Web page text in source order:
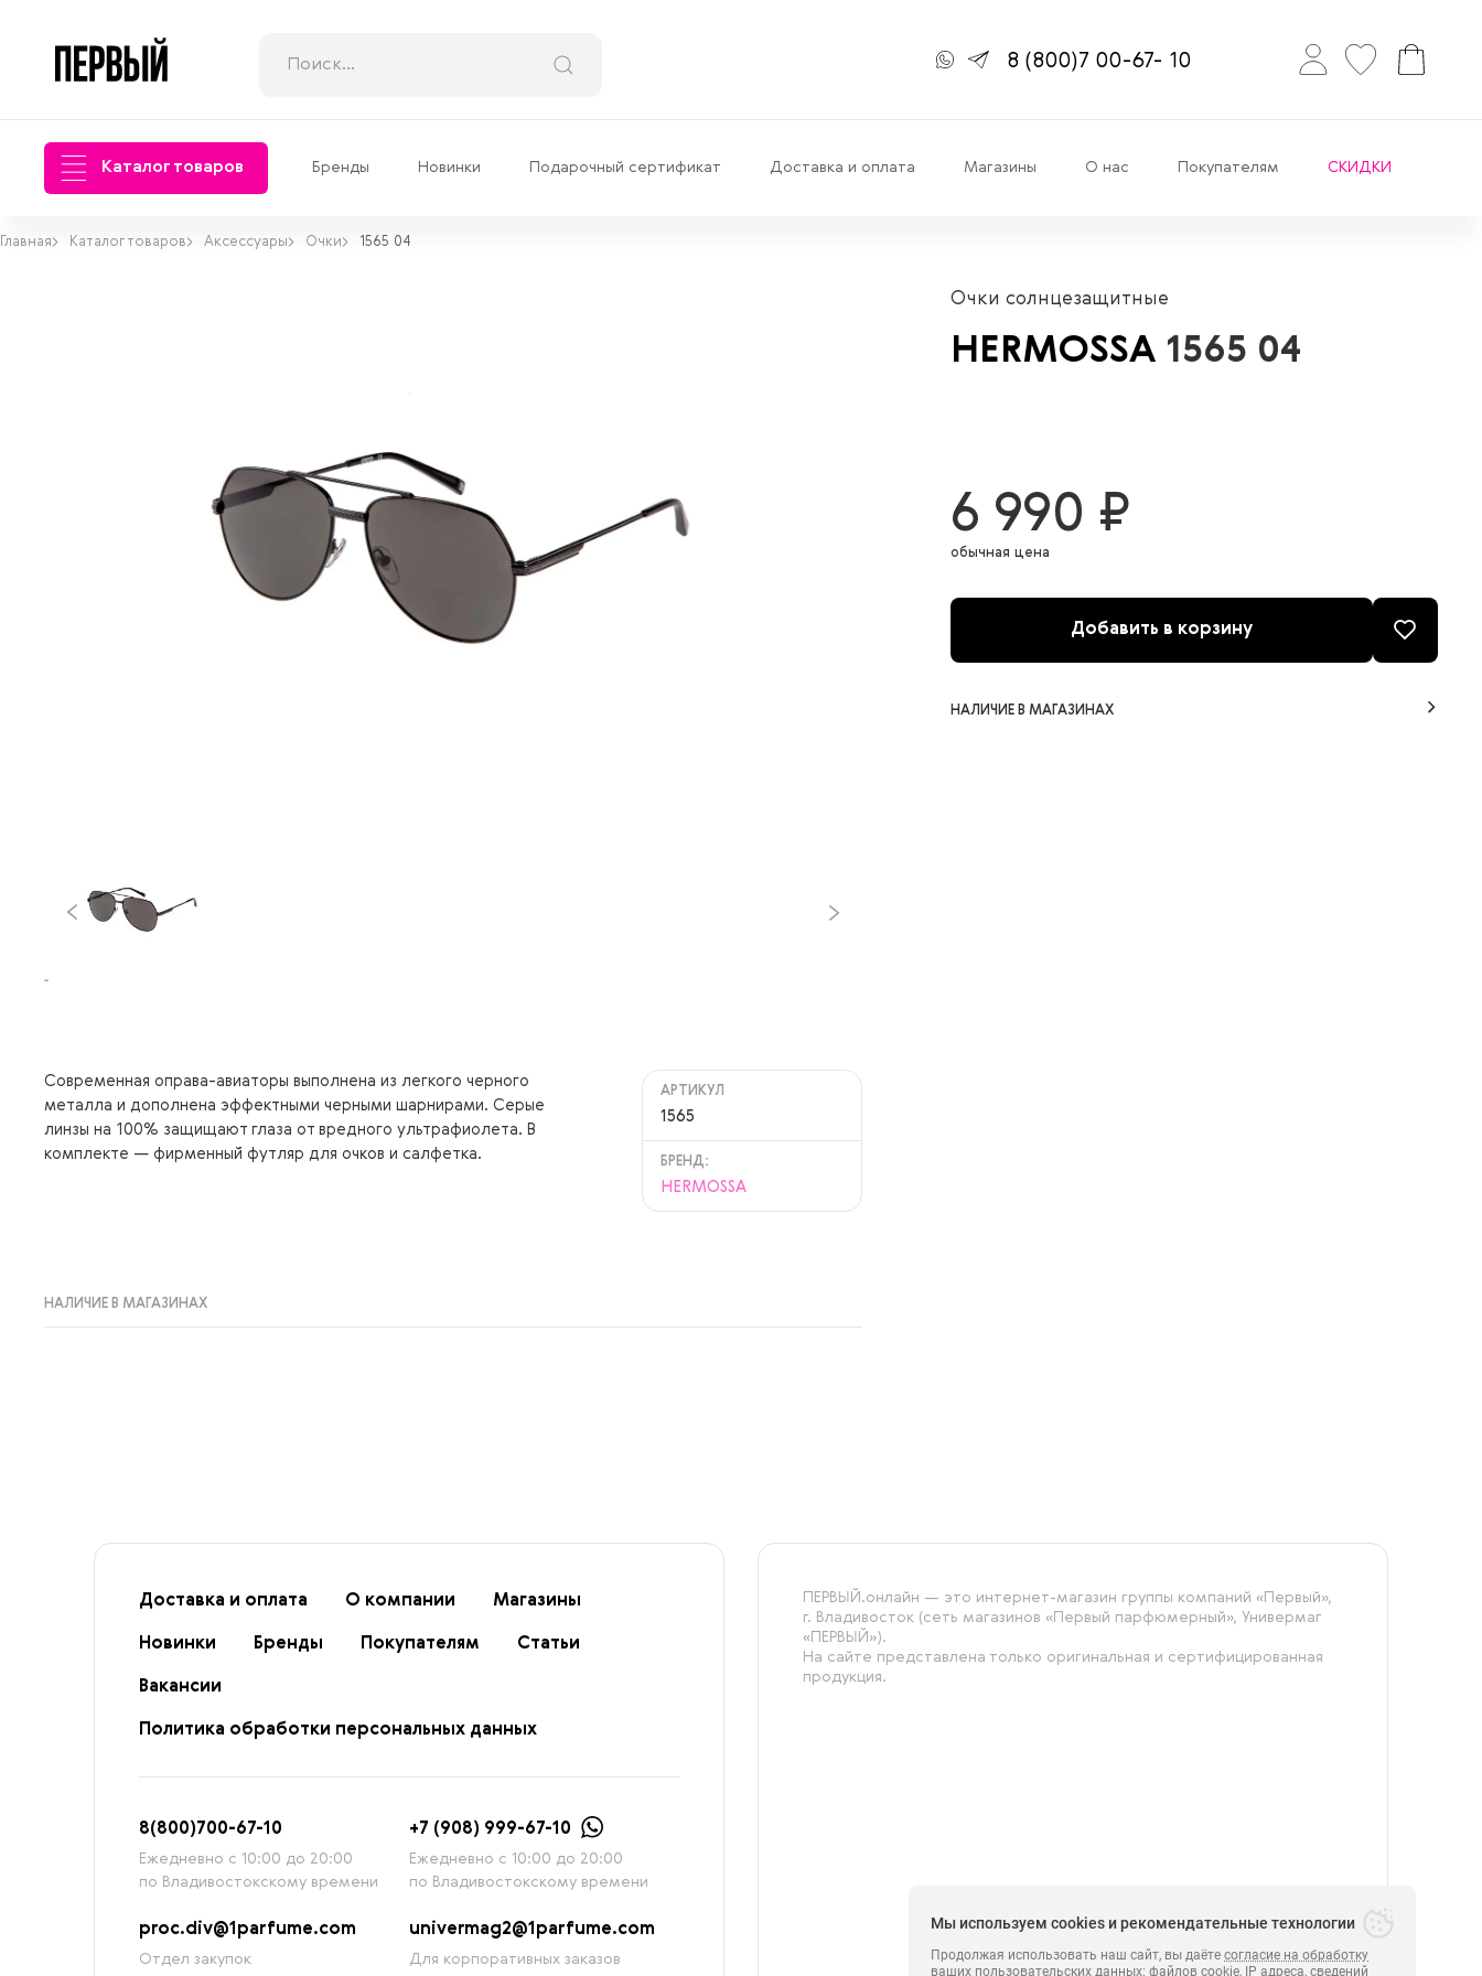
8(800)7 00-67- 10
Каталог товаров Бренды Новинки Подарочный сертификат Доставка и оплата Магазины О нас Покупателям СКИДКИ
Главная Каталог товаров Аксессуары Очки 1565 04
Очки солнцезащитные
HERMOSSA 1565 04
6 990 ₽
обычная цена
Добавить в корзину
НАЛИЧИЕ В МАГАЗИНАХ
Современная оправа-авиаторы выполнена из легкого черного
металла и дополнена эффектными черными шарнирами. Серые
линзы на 100% защищают глаза от вредного ультрафиолета. В
комплекте — фирменный футляр для очков и салфетка.
АРТИКУЛ
1565
БРЕНД:
HERMOSSA
НАЛИЧИЕ В МАГАЗИНАХ
Доставка и оплата О компании Магазины
Новинки Бренды Покупателям Статьи
Вакансии
Политика обработки персональных данных
8(800)700-67-10
Ежедневно с 10:00 до 20:00
по Владивостокскому времени
+7 (908) 999-67-10
Ежедневно с 10:00 до 20:00
по Владивостокскому времени
proc.div@1parfume.com
Отдел закупок
univermag2@1parfume.com
Для корпоративных заказов
ПЕРВЫЙ.онлайн — это интернет-магазин группы компаний «‎Первый»,
г. Владивосток (сеть магазинов «Первый парфюмерный», Универмаг
«ПЕРВЫЙ»).
На сайте представлена только оригинальная и сертифицированная
продукция.
Мы используем cookies и рекомендательные технологии
Продолжая использовать наш сайт, вы даёте согласие на обработку
ваших пользовательских данных: файлов cookie, IP адреса, сведений